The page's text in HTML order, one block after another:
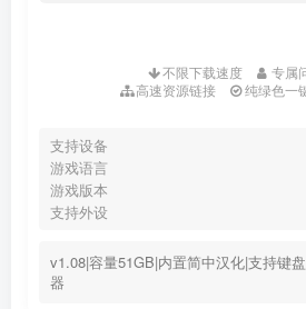
不限下载速度 专属
高速资源链接
纯绿色一
支持设备
游戏语言
游戏版本
支持外设
v1.08|容量51GB|内置简中汉化|支持键
器